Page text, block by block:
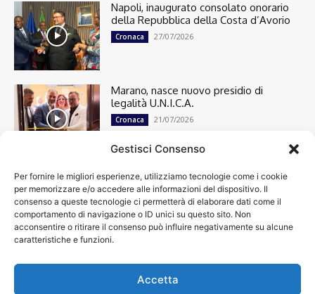
Gestisci Consenso
Per fornire le migliori esperienze, utilizziamo tecnologie come i cookie
per memorizzare e/o accedere alle informazioni del dispositivo. Il
consenso a queste tecnologie ci permetterà di elaborare dati come il
comportamento di navigazione o ID unici su questo sito. Non
acconsentire o ritirare il consenso può influire negativamente su alcune
caratteristiche e funzioni.
Accetta
Napoli, inaugurato consolato onorario
della Repubblica della Costa d’Avorio
Cronaca 27/07/2026
Marano, nasce nuovo presidio di
legalità U.N.I.C.A.
Cronaca 21/07/2026
Cronaca
13498
Attualità
7303
top
News
4209
Cultura